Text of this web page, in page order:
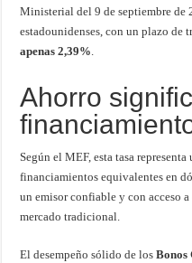
Ministerial del 9 de septiembre de
estadounidenses, con un plazo de
apenas 2,39%.
Ahorro
Según el MEF, esta tasa
financiamientos equivalentes en
un emisor confiable y con acceso
mercado tradicional.
El desempeño sólido de losBonos